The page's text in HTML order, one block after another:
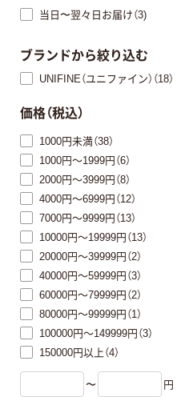
当日〜翌々日お届け（3)
ブランドから絞り込む
UNIFINE（ユニファイン）（18）
価格（税込）
1000円未満（38）
1000円～1999円（6）
2000円～3999円（8）
4000円～6999円（12）
7000円～9999円（13）
10000円～19999円（13）
20000円～39999円（2）
40000円～59999円（3）
60000円～79999円（2）
80000円～99999円（1）
100000円～149999円（3）
150000円以上（4）
〜 円